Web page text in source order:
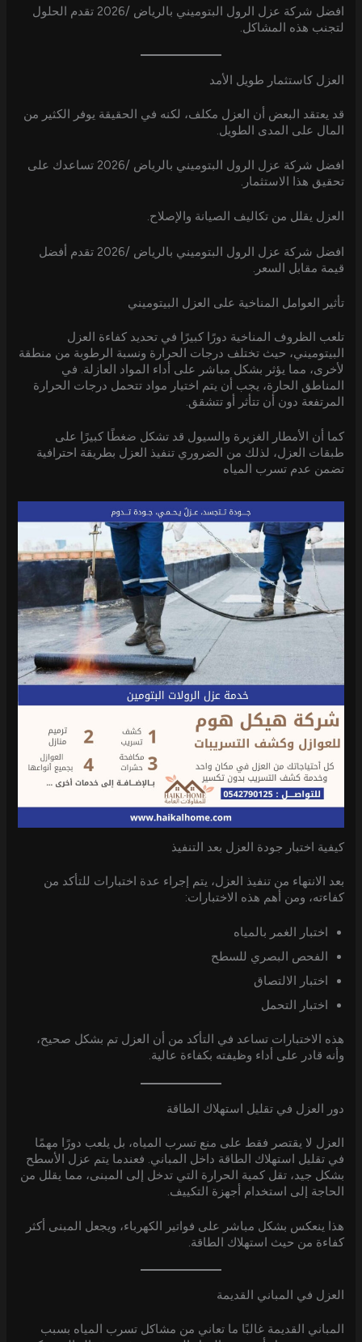
افضل شركة عزل الرول البتوميني بالرياض /2026 تقدم الحلول
لتجنب هذه المشاكل.
العزل كاستثمار طويل الأمد
قد يعتقد البعض أن العزل مكلف، لكنه في الحقيقة يوفر الكثير من
المال على المدى الطويل.
افضل شركة عزل الرول البتوميني بالرياض /2026 تساعدك على
تحقيق هذا الاستثمار.
العزل يقلل من تكاليف الصيانة والإصلاح.
افضل شركة عزل الرول البتوميني بالرياض /2026 تقدم أفضل
قيمة مقابل السعر.
تأثير العوامل المناخية على العزل البيتوميني
تلعب الظروف المناخية دورًا كبيرًا في تحديد كفاءة العزل
البيتوميني، حيث تختلف درجات الحرارة ونسبة الرطوبة من منطقة
لأخرى، مما يؤثر بشكل مباشر على أداء المواد العازلة. في
المناطق الحارة، يجب أن يتم اختيار مواد تتحمل درجات الحرارة
المرتفعة دون أن تتأثر أو تتشقق.
كما أن الأمطار الغزيرة والسيول قد تشكل ضغطًا كبيرًا على
طبقات العزل، لذلك من الضروري تنفيذ العزل بطريقة احترافية
تضمن عدم تسرب المياه
كيفية اختبار جودة العزل بعد التنفيذ
بعد الانتهاء من تنفيذ العزل، يتم إجراء عدة اختبارات للتأكد من
كفاءته، ومن أهم هذه الاختبارات:
اختبار الغمر بالمياه
الفحص البصري للسطح
اختبار الالتصاق
اختبار التحمل
هذه الاختبارات تساعد في التأكد من أن العزل تم بشكل صحيح،
وأنه قادر على أداء وظيفته بكفاءة عالية.
دور العزل في تقليل استهلاك الطاقة
العزل لا يقتصر فقط على منع تسرب المياه، بل يلعب دورًا مهمًا
في تقليل استهلاك الطاقة داخل المباني. فعندما يتم عزل الأسطح
بشكل جيد، تقل كمية الحرارة التي تدخل إلى المبنى، مما يقلل من
الحاجة إلى استخدام أجهزة التكييف.
هذا ينعكس بشكل مباشر على فواتير الكهرباء، ويجعل المبنى أكثر
كفاءة من حيث استهلاك الطاقة.
العزل في المباني القديمة
المباني القديمة غالبًا ما تعاني من مشاكل تسرب المياه بسبب